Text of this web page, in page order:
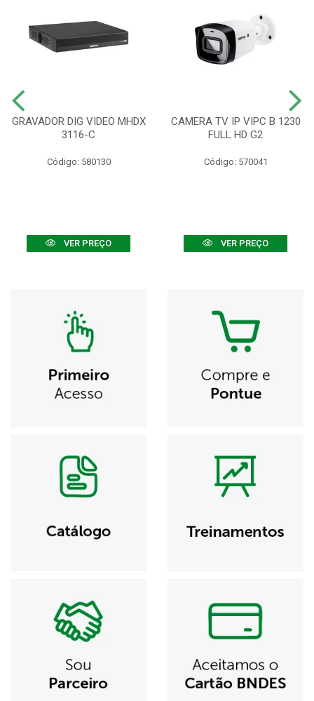
GRAVADOR DIG VIDEO MHDX
3116-C
Código: 580130
VER PREÇO
CAMERA TV IP VIPC B 1230
FULL HD G2
Código: 570041
VER PREÇO